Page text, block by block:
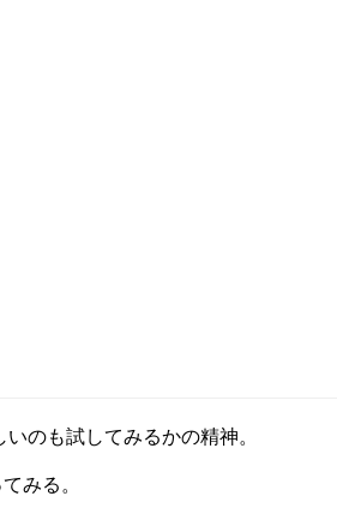
のも試してみるかの精神。
みる。